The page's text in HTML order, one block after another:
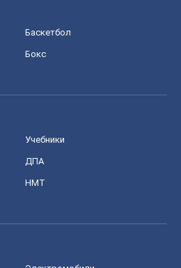
Баскетбол
Бокс
Учебники
ДПА
НМТ